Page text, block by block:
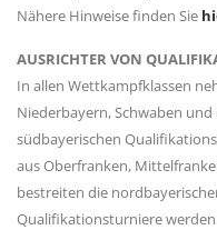
Nähere Hinweise finden Sie
AUSRICHTER VON
In allen Wettkampfklassen
Niederbayern, Schwaben
südbayerischen
aus Oberfranken,
bestreiten die
Qualifikationsturniere